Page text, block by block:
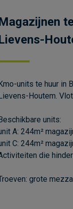
units te huur in
Houtem.
units:
A: 244m²
C: 244m²
die
grote